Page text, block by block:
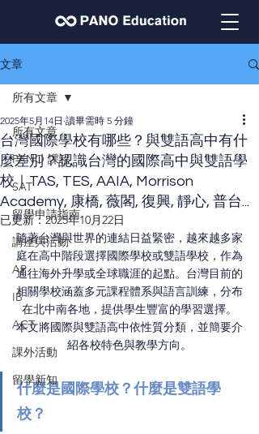
文章
所有文章
PANO 課程
SAT
留學申請指南
講座與活動
AP
IB
ACT
課外活動
留學新知
所有文章
台灣國際學校有哪些？與雙語高中有什
麼差別？認識台灣的國際高中與雙語學
校｜TAS, TES, AAIA, Morrison
Academy, 康橋, 薇閣, 復興, 靜心, 普台...
2025年5月14日 讀畢需時 5 分鐘
已更新：2025年10月22日
隨著台灣與世界的連結日益緊密，越來越多家
庭在高中階段選擇國際學校或雙語學校，作為
通往海外升學或全球職涯的起點。台灣目前的
相關學校涵蓋多元課程體系與語言訓練，分布
在北中南各地，提供學生豐富的學習選擇。
本文將國際與雙語高中依性質分類，並簡要介
紹各校特色與教學方向。
什麼是國際學校？什麼是雙語學
校？